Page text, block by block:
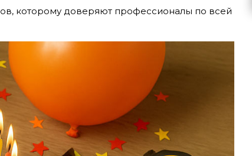
которому доверяют профессионалы по всей